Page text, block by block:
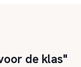
de klas"